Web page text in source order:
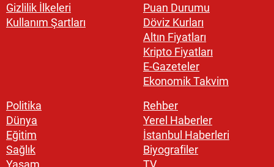
Gizlilik İlkeleri
Kullanım Şartları
Puan Durumu
Döviz Kurları
Altın Fiyatları
Kripto Fiyatları
E-Gazeteler
Ekonomik Takvim
Politika
Dünya
Eğitim
Sağlık
Yaşam
Rehber
Yerel Haberler
İstanbul Haberleri
Biyografiler
TV